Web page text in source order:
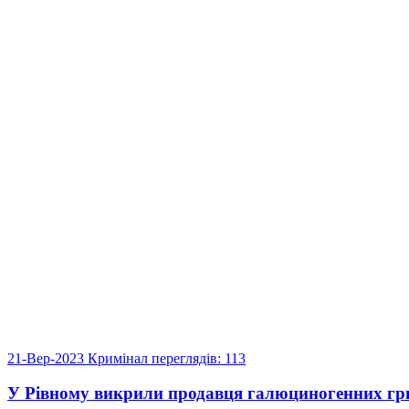
21-Вер-2023 Кримінал переглядів: 113
У Рівному викрили продавця галюциногенних